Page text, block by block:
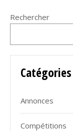
Rechercher
Catégories
Annonces
Compétitions